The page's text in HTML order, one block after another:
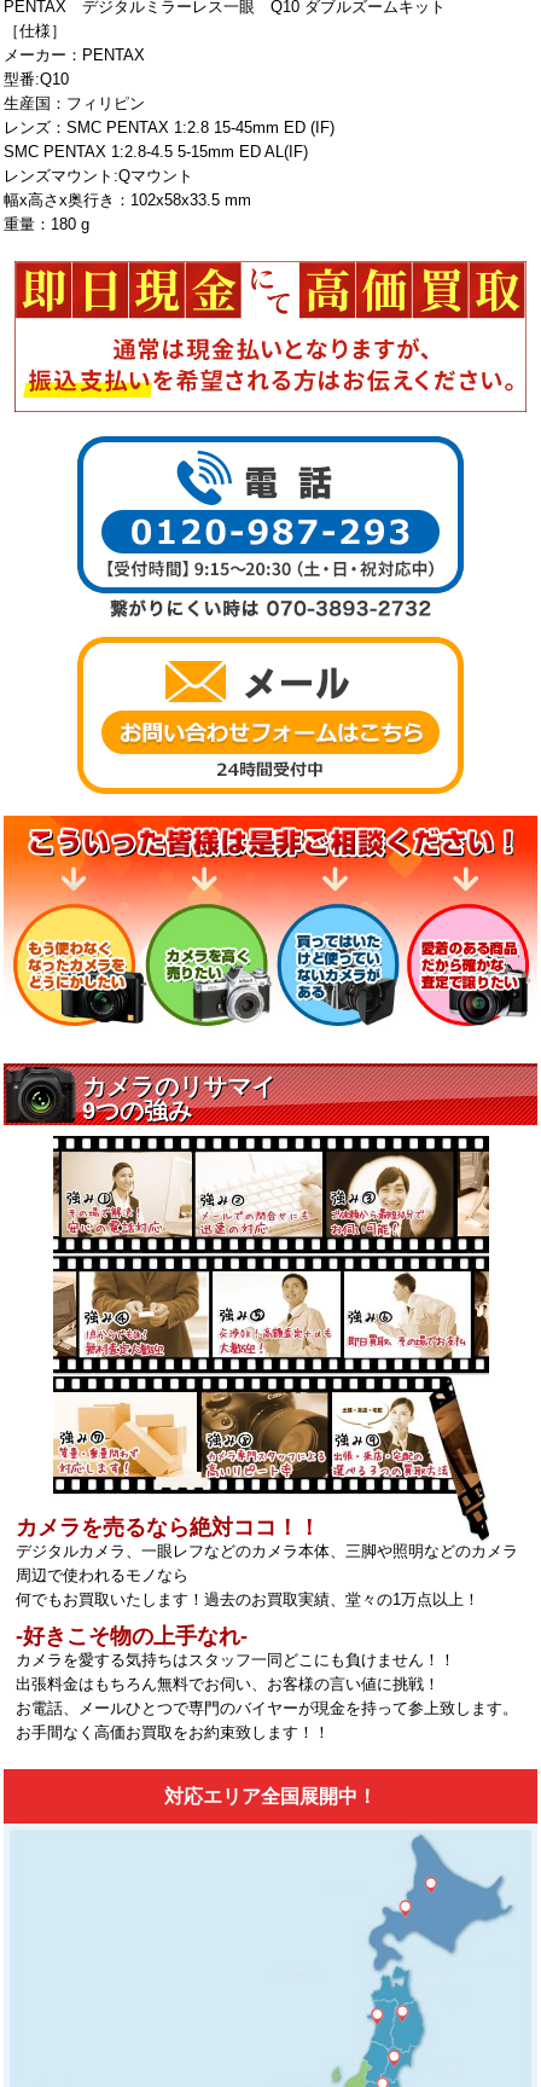
PENTAX デジタルミラーレス一眼 Q10 ダブルズームキット
［仕様］
メーカー：PENTAX
型番:Q10
生産国：フィリピン
レンズ：SMC PENTAX 1:2.8 15-45mm ED (IF)
SMC PENTAX 1:2.8-4.5 5-15mm ED AL(IF)
レンズマウント:Qマウント
幅x高さx奥行き：102x58x33.5 mm
重量：180 g
カメラを売るなら絶対ココ！！
デジタルカメラ、一眼レフなどのカメラ本体、三脚や照明などのカメラ
周辺で使われるモノなら
何でもお買取いたします！過去のお買取実績、堂々の1万点以上！
‐好きこそ物の上手なれ‐
カメラを愛する気持ちはスタッフ一同どこにも負けません！！
出張料金はもちろん無料でお伺い、お客様の言い値に挑戦！
お電話、メールひとつで専門のバイヤーが現金を持って参上致します。
お手間なく高価お買取をお約束致します！！
対応エリア全国展開中！